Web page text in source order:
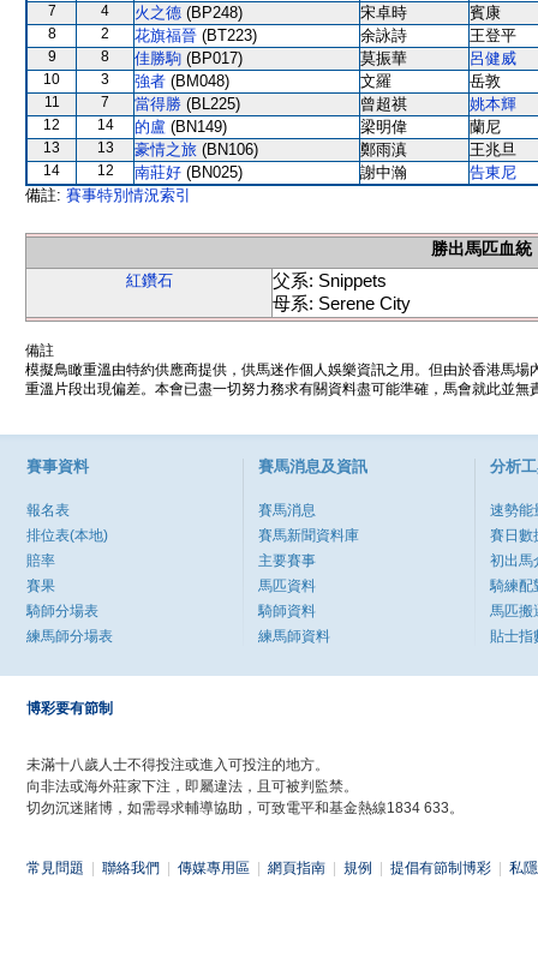
7 4 火之德 (BP248) 宋卓時 賓康
8 2 花旗福晉 (BT223) 余詠詩 王登平
9 8 佳勝駒 (BP017) 莫振華 呂健威
10 3 強者 (BM048) 文羅 岳敦
11 7 當得勝 (BL225) 曾超祺 姚本輝
12 14 的盧 (BN149) 梁明偉 蘭尼
13 13 豪情之旅 (BN106) 鄭雨滇 王兆旦
14 12 南莊好 (BN025) 謝中瀚
告東尼
備註: 賽事特別情況索引
勝出馬匹血統
紅鑽石
父系: Snippets
母系: Serene City
備註
模擬鳥瞰重溫由特約供應商提供，供馬迷作個人娛樂資訊之用。但由於香港馬
重溫片段出現偏差。本會已盡一切努力務求有關資料盡可能準確，馬會就此並
賽事資料
報名表
排位表(本地)
賠率
賽果
騎師分場表
練馬師分場表
賽馬消息及資訊
賽馬消息
賽馬新聞資料庫
主要賽事
馬匹資料
騎師資料
練馬師資料
分析
速勢能
賽日數
初出馬
騎練配
馬匹搬
貼士指
博彩要有節制
未滿十八歲人士不得投注或進入可投注的地方。
向非法或海外莊家下注，即屬違法，且可被判監禁。
切勿沉迷賭博，如需尋求輔導協助，可致電平和基金熱線1834 633。
常見問題 聯絡我們 傳媒專用區 網頁指南 規例 提倡有節制博彩 私